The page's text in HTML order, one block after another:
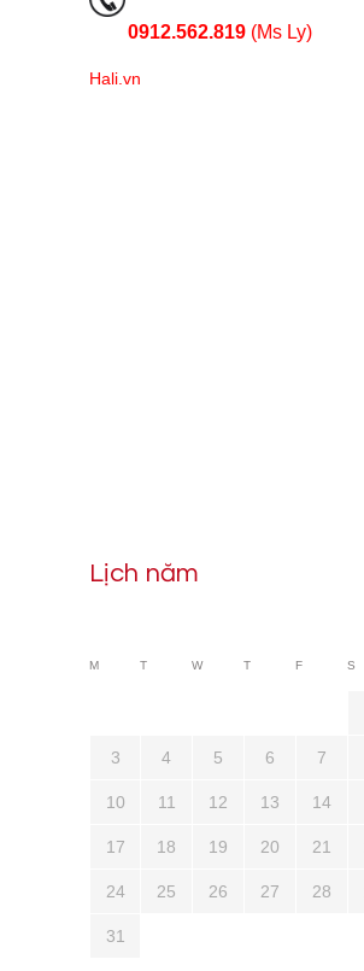
0912.562.819 (Ms Ly)
Hali.vn
Lịch năm
M T W T F S
3 4 5 6 7
10 11 12 13 14
17 18 19 20 21
24 25 26 27 28
31